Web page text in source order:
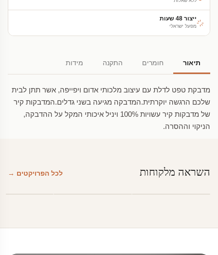
ייצור 48 שעות
מפעל ישראלי
תיאור חומרים התקנה מידות
מדבקת טפט לדלת עם עיצוב מלכותי אדום ויפייפה, אשר תתן לבית
שלכם הרגשה יוקרתית.המדבקה מגיעה בשני גדלים.המדבקות קיר
של מדבקות קיר עשויות 100% ויניל איכותי המקל על ההדבקה,
הניקוי וההסרה.
השראה מלקוחות לכל הפרויקטים →